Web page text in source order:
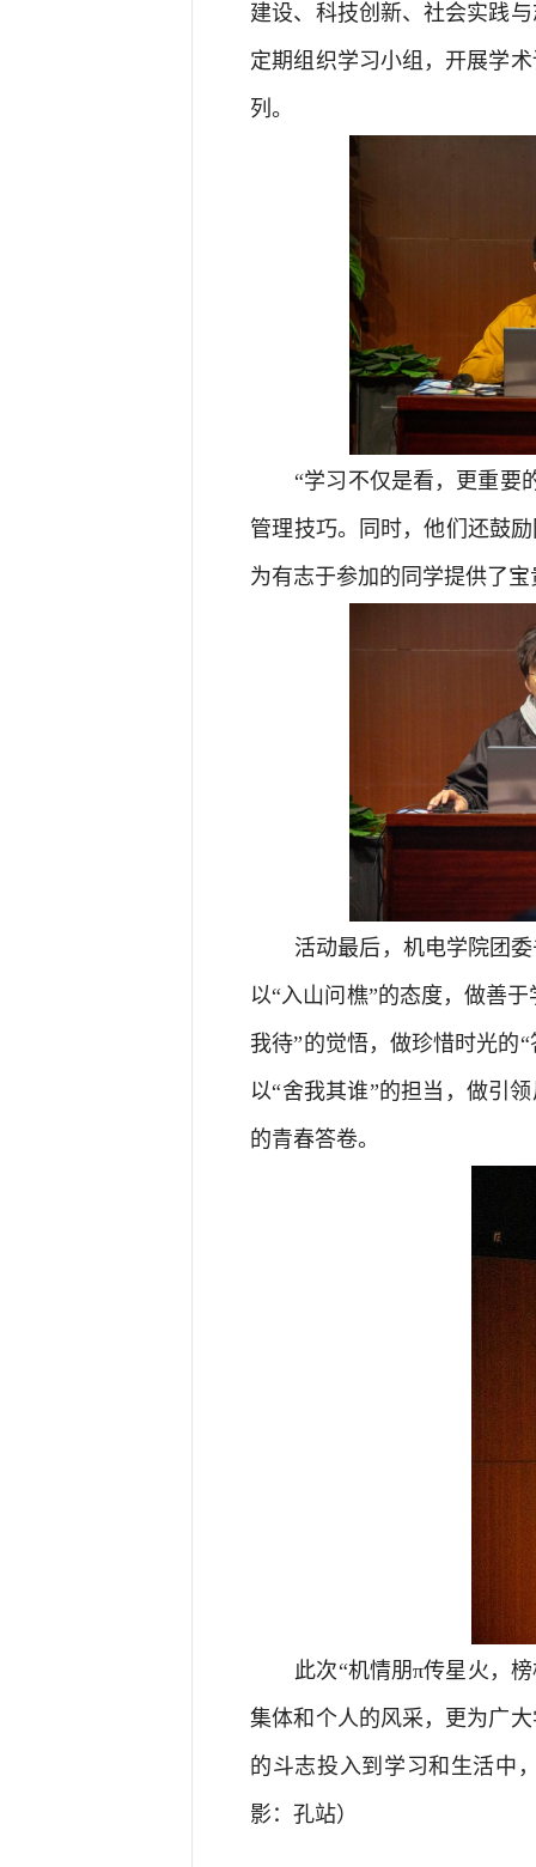
建设、科技创新、社会实践
定期组织学习小组，开展学
列。
“学习不仅是看，更重要
管理技巧。同时，他们还鼓
为有志于参加的同学提供了
活动最后，机电学院团
以“入山问樵”的态度，做善于
我待”的觉悟，做珍惜时光的“
以“舍我其谁”的担当，做引
的青春答卷。
此次“机情朋π传星火，
集体和个人的风采，更为广
的斗志投入到学习和生活中
影：孔站）